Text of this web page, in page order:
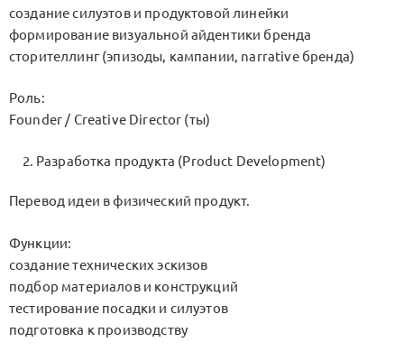
создание силуэтов и продуктовой линейки
формирование визуальной айдентики бренда
сторителлинг (эпизоды, кампании, narrative бренда)
Роль:
Founder / Creative Director (ты)
Разработка продукта (Product Development)
Перевод идеи в физический продукт.
Функции:
создание технических эскизов
подбор материалов и конструкций
тестирование посадки и силуэтов
подготовка к производству